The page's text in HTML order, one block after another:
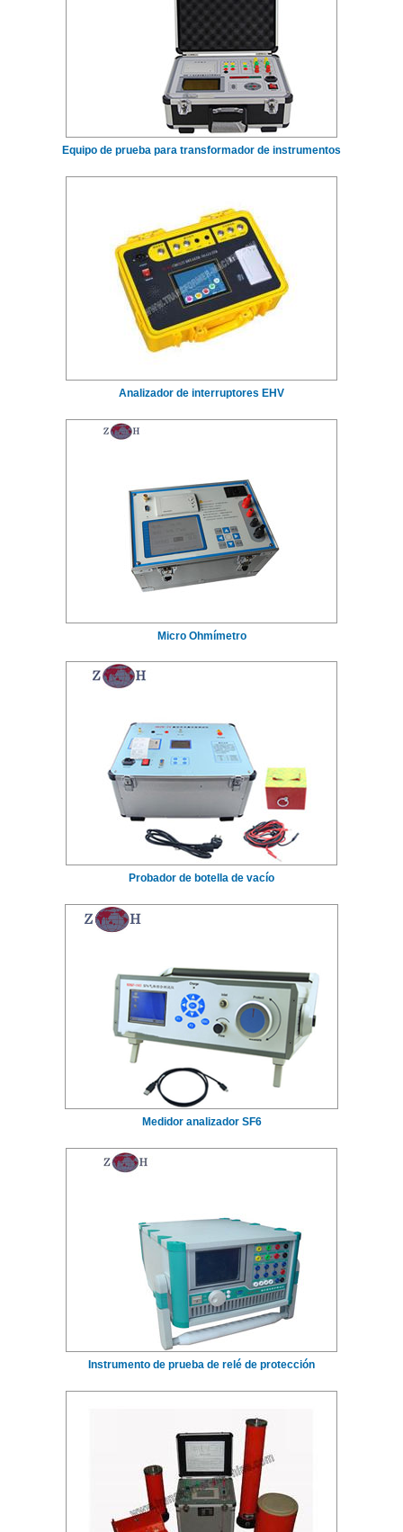
Equipo de prueba para transformador de instrumentos
Analizador de interruptores EHV
Micro Ohmímetro
Probador de botella de vacío
Medidor analizador SF6
Instrumento de prueba de relé de protección